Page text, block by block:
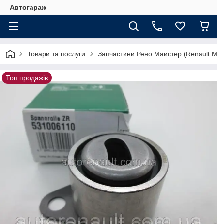
Автогараж
Товари та послуги Запчастини Рено Майстер (Renault
Топ продажів